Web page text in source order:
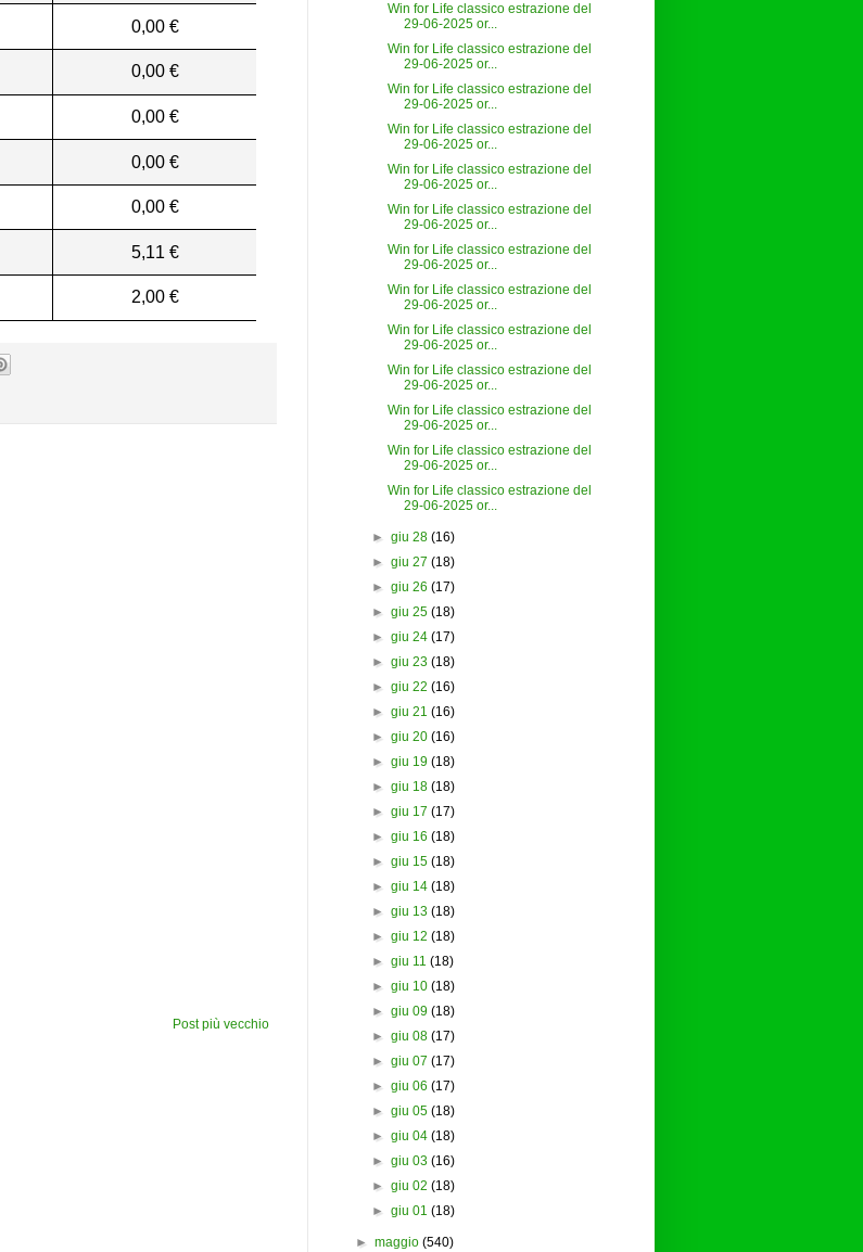
0,00 €
0,00 €
0,00 €
0,00 €
0,00 €
5,11 €
2,00 €
Post più vecchio
Win for Life classico estrazione del
29-06-2025 or...
Win for Life classico estrazione del
29-06-2025 or...
Win for Life classico estrazione del
29-06-2025 or...
Win for Life classico estrazione del
29-06-2025 or...
Win for Life classico estrazione del
29-06-2025 or...
Win for Life classico estrazione del
29-06-2025 or...
Win for Life classico estrazione del
29-06-2025 or...
Win for Life classico estrazione del
29-06-2025 or...
Win for Life classico estrazione del
29-06-2025 or...
Win for Life classico estrazione del
29-06-2025 or...
Win for Life classico estrazione del
29-06-2025 or...
Win for Life classico estrazione del
29-06-2025 or...
Win for Life classico estrazione del
29-06-2025 or...
► giu 28 (16)
► giu 27 (18)
► giu 26 (17)
► giu 25 (18)
► giu 24 (17)
► giu 23 (18)
► giu 22 (16)
► giu 21 (16)
► giu 20 (16)
► giu 19 (18)
► giu 18 (18)
► giu 17 (17)
► giu 16 (18)
► giu 15 (18)
► giu 14 (18)
► giu 13 (18)
► giu 12 (18)
► giu 11 (18)
► giu 10 (18)
► giu 09 (18)
► giu 08 (17)
► giu 07 (17)
► giu 06 (17)
► giu 05 (18)
► giu 04 (18)
► giu 03 (16)
► giu 02 (18)
► giu 01 (18)
►maggio (540)